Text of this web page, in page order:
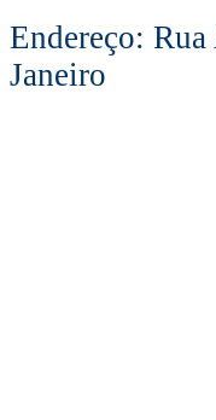
Endereço:
Janeiro